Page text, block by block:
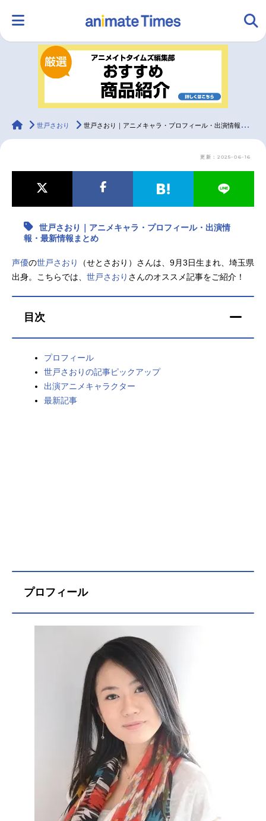
ランキング アニメ
ラジオ グッズ
最新記事一覧
アニメ記事一覧 声優記事一覧
今期アニメ曜日別一覧
春アニメ 夏アニメ
秋アニメ
男性声優/女性声優一覧
animateTimes
世戸さおり 世戸さおり｜アニメキャラ・プロフィール・出演情報・最新情報まとめ
更新：2025-06-16
世戸さおり｜アニメキャラ・プロフィール・出演情
報・最新情報まとめ
声優の世戸さおり
（せとさおり）さんは、9月3日生まれ、埼玉県
出身。こちらでは、 世戸さおり さんのオススメ記事をご紹介！
目次
プロフィール
世戸さおりの記事ピックアップ
出演アニメキャラクター
最新記事
プロフィール